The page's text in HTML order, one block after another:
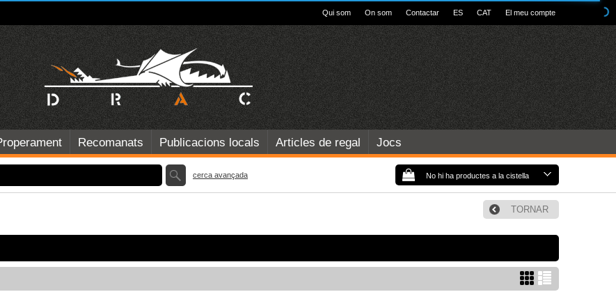
Qui som On som Contactar ES CAT El meu compte
Recomanats Publicacions locals Articles de regal Jocs
No hi ha productes a la cistella
cerca avançada
TORNAR